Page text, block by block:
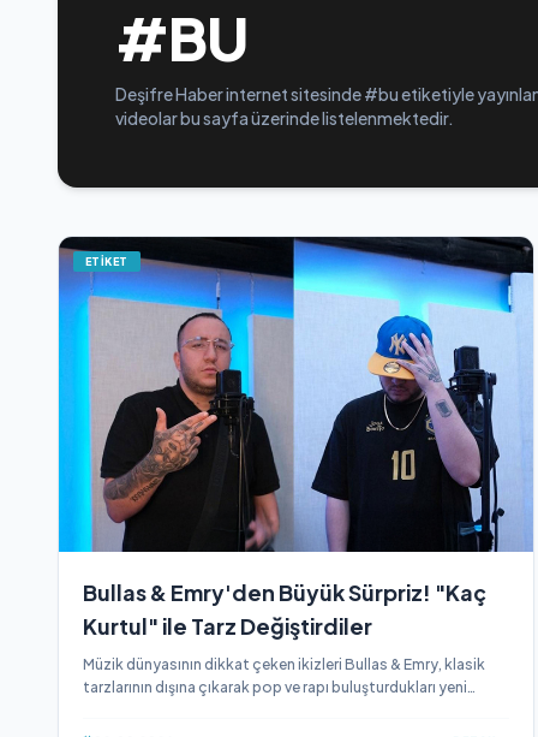
#BU
Deşifre Haber internet sitesinde #bu etiketiyle
videolar bu sayfa üzerinde listelenmektedir.
ETİKET
Bullas & Emry'den Büyük Sürpriz! "Kaç
Kurtul" ile Tarz Değiştirdiler
Müzik dünyasının dikkat çeken ikizleri Bullas & Emry, klasik
tarzlarının dışına çıkarak pop ve rapı buluşturdukları yeni
Yatırımcılarının yönlendirmesiyle hazırlanan iddialı proje, tüm